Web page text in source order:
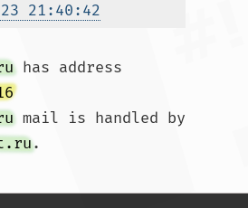
21:40:42
has address
mail is handled by